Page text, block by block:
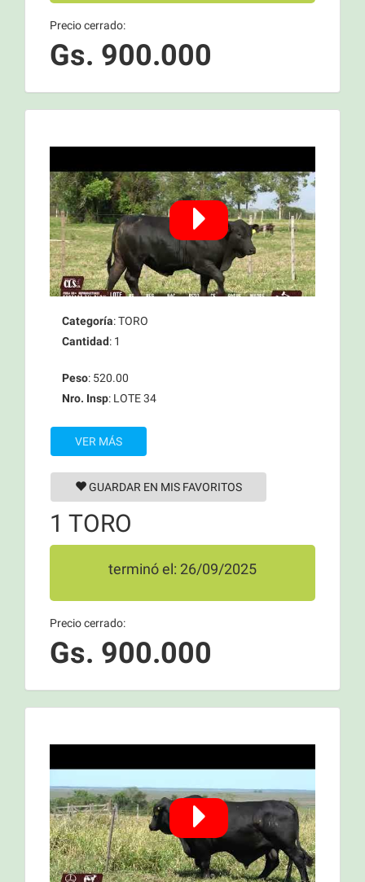
Precio cerrado:
Gs. 900.000
Categoría: TORO
Cantidad: 1
Peso: 520.00
Nro. Insp: LOTE 34
VER MÁS
GUARDAR EN MIS FAVORITOS
1 TORO
terminó el: 26/09/2025
Precio cerrado:
Gs. 900.000